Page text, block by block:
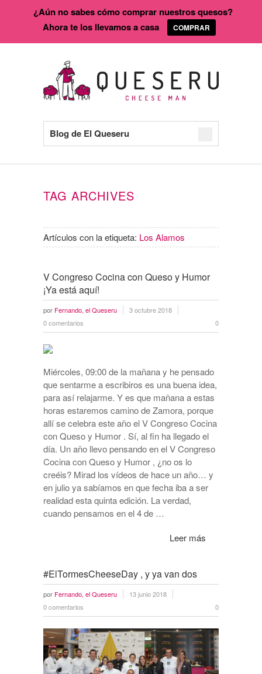
Blog de El Queseru
TAG ARCHIVES
Artículos con la etiqueta: Los Alamos
V Congreso Cocina con Queso y Humor
¡Ya está aquí!
por Fernando, el Queseru
3 octubre 2018
0 comentarios
0
Miércoles, 09:00 de la mañana y he pensado
que sentarme a escribiros es una buena idea,
para así relajarme. Y es que mañana a estas
horas estaremos camino de Zamora, porque
allí se celebra este año el V Congreso Cocina
con Queso y Humor . Sí, al fin ha llegado el
día. Un año llevo pensando en el V Congreso
Cocina con Queso y Humor , ¿no os lo
creéis? Mirad los vídeos de hace un año… y
en julio ya sabíamos en que fecha iba a ser
realidad esta quinta edición. La verdad,
cuando pensamos en el 4 de …
Leer más
#ElTormesCheeseDay , y ya van dos
por Fernando, el Queseru
13 junio 2018
0 comentarios
0
¿Aún no sabes cómo comprar nuestros quesos?
Ahora te los llevamos a casa
COMPRAR